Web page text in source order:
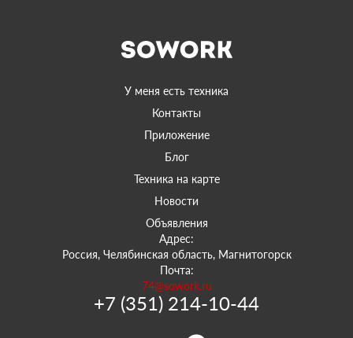
У меня есть техника
Контакты
Приложение
Блог
Техника на карте
Новости
Объявления
Адрес:
Россия, Челябинская область, Магнитогорск
Почта:
74@sowork.ru
+7 (351) 214-10-44